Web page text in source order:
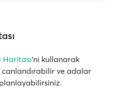
Haritası'nı kullanarak
ve adalar